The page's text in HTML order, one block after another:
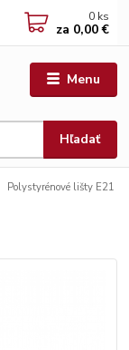
Menu
Hľadať
0 ks
za 0,00 €
Polystyrénové lišty E21